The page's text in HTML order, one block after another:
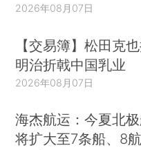
2026年08月07日
【交易簿】松田克
明治折戟中国乳业
2026年08月07日
海杰航运：今夏北
将扩大至7条船、8